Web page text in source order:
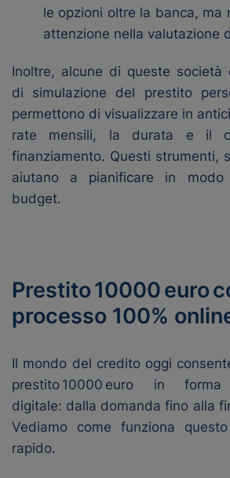
le opzioni oltre la banca, ma
attenzione nella valutazione
Inoltre, alcune di queste società
di simulazione del prestito
permettono di visualizzare in
rate mensili, la durata e il
finanziamento. Questi strumenti,
aiutano a pianificare in
budget.
Prestito 10000 euro
processo 100%
Il mondo del credito oggi
prestito 10000 euro in forma
digitale: dalla domanda fino alla
Vediamo come funziona
rapido.